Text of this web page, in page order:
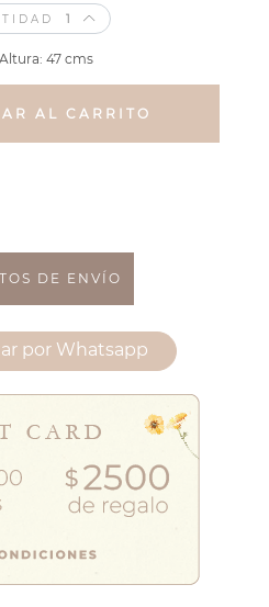
47 cms
AL CARRITO
DE ENVÍO
por Whatsapp